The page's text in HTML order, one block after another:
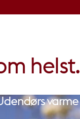
helst.
varme